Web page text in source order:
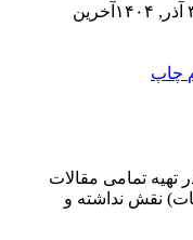
آخرین
چاپ
تمامی مقالات
نقش نداشته و